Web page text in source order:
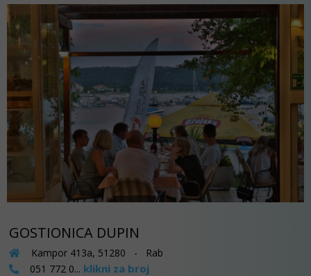
GOSTIONICA DUPIN
Kampor 413a, 51280 - Rab
051 772 0... klikni za broj